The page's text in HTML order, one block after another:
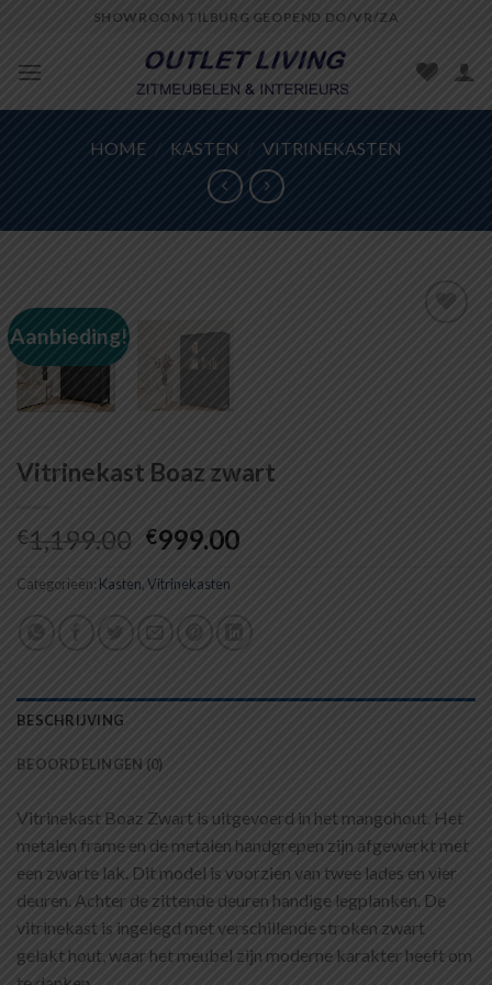
content
SHOWROOM TILBURG GEOPEND DO/VR/ZA
HOME / KASTEN / VITRINEKASTEN
Aanbieding!
Vitrinekast Boaz zwart
€1,199.00 Oorspronkelijke
was:
€1,199.00.
€999.00Huidige
€999.00.
Categorieën: Kasten,Vitrinekasten
BESCHRIJVING
BEOORDELINGEN (0)
Vitrinekast Boaz Zwart is uitgevoerd in het mangohout. Het
metalen frame en de metalen handgrepen zijn afgewerkt met
een zwarte lak. Dit model is voorzien van twee lades en vier
deuren. Achter de zittende deuren handige legplanken. De
vitrinekast is ingelegd met verschillende stroken zwart
gelakt hout, waar het meubel zijn moderne karakter heeft om